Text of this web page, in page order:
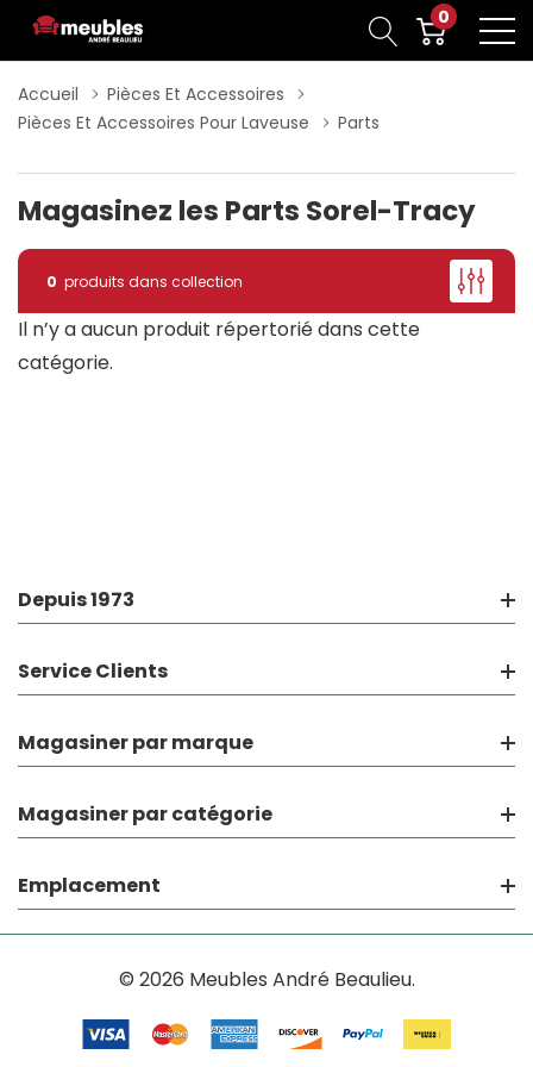
0
Accueil
Pièces Et Accessoires
Pièces Et Accessoires Pour Laveuse
Parts
Magasinez les Parts Sorel-Tracy
0 produits dans collection
Il n’y a aucun produit répertorié dans cette
catégorie.
Depuis 1973
Service Clients
Magasiner par marque
Magasiner par catégorie
Emplacement
© 2026 Meubles André Beaulieu.